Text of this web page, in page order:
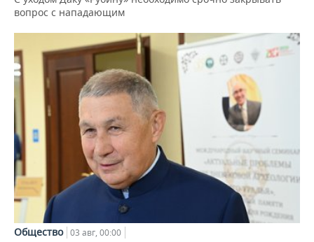
вопрос с нападающим
Общество 03 авг, 00:00